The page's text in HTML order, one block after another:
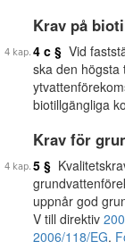
Krav på
4 c § Vid
ska den högsta
biotillgängliga
Krav för
5 §
uppnår god
V till direktiv
2006/118/EG.